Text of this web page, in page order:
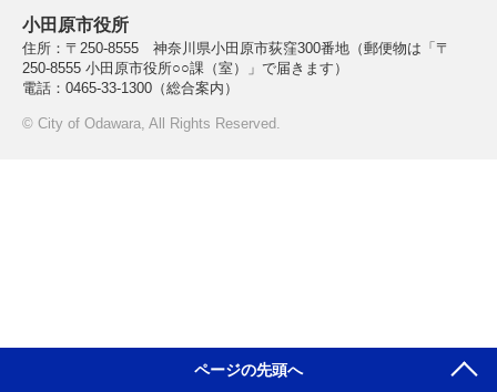
ページの先頭へ
小田原市役所
住所：〒250-8555 神奈川県小田原市荻窪300番地 （郵便物は「〒
250-8555 小田原市役所○○課（室）」で届きます）
電話：0465-33-1300（総合案内）
© City of Odawara, All Rights Reserved.